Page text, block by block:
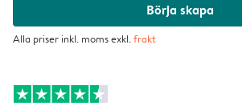
Börja skapa
Alla priser inkl. moms exkl.frakt